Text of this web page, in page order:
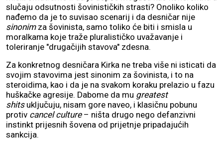
slučaju odsutnosti šovinističkih strasti? Onoliko koliko
nađemo da je to suvisao scenarij i da desničar nije
sinonimza šovinista, samo toliko će biti i smisla u
moralkama koje traže pluralističko uvažavanje i
toleriranje "drugačijih stavova" zdesna.
Za konkretnog desničara Kirka ne treba više ni isticati da
svojim stavovima jest sinonim za šovinista, i to na
steroidima, kao i da je na svakom koraku prelazio u fazu
huškačke agresije. Dabome da mu greatest
shitsuključuju, nisam gore naveo, i klasičnu pobunu
protiv cancel culture– ništa drugo nego defanzivni
instinkt prijesnih šovena od prijetnje pripadajućih
sankcija.